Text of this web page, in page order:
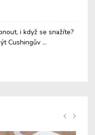
i když se snažíte?
Cushingův ...